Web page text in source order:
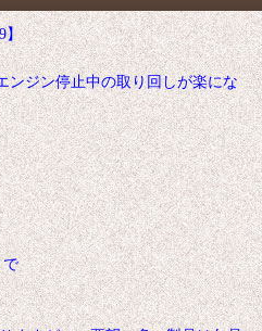
】
ンジン停止中の取り回しが楽にな
で